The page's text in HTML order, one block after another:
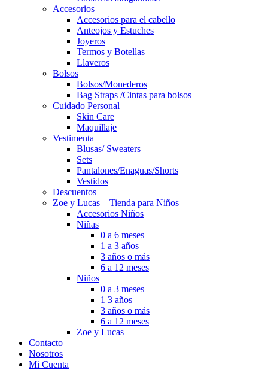
Accesorios
Accesorios para el cabello
Anteojos y Estuches
Joyeros
Termos y Botellas
Llaveros
Bolsos
Bolsos/Monederos
Bag Straps /Cintas para bolsos
Cuidado Personal
Skin Care
Maquillaje
Vestimenta
Blusas/ Sweaters
Sets
Pantalones/Enaguas/Shorts
Vestidos
Descuentos
Zoe y Lucas – Tienda para Niños
Accesorios Niños
Niñas
0 a 6 meses
1 a 3 años
3 años o más
6 a 12 meses
Niños
0 a 3 meses
1 3 años
3 años o más
6 a 12 meses
Zoe y Lucas
Contacto
Nosotros
Mi Cuenta